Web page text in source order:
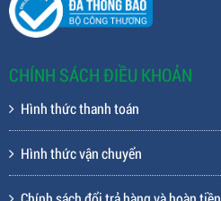
CHÍNH SÁCH ĐIỀU KHOẢN
Hình thức thanh toán
Hình thức vận chuyển